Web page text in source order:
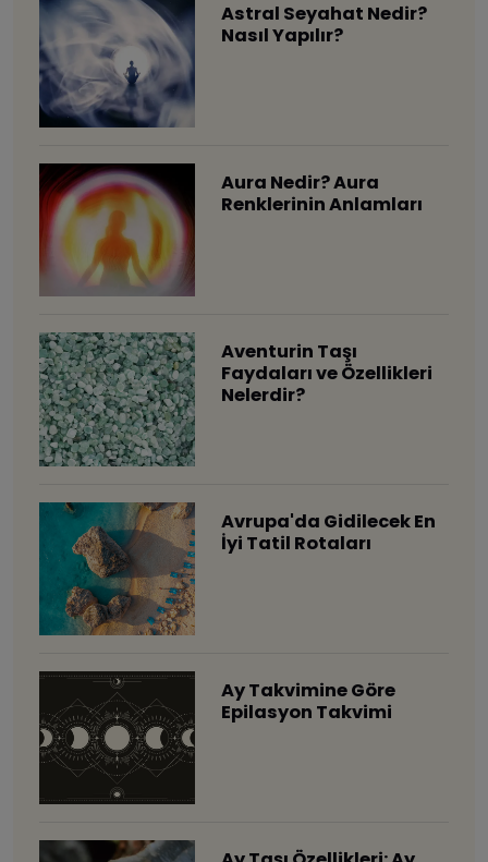
Astral Seyahat Nedir?
Nasıl Yapılır?
Aura Nedir? Aura
Renklerinin Anlamları
Aventurin Taşı
Faydaları ve Özellikleri
Nelerdir?
Avrupa'da Gidilecek En
İyi Tatil Rotaları
Ay Takvimine Göre
Epilasyon Takvimi